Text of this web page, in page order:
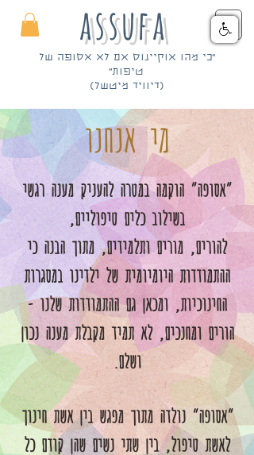
assufa
״כי מהו אוקיינוס אם לא אסופה של
טיפות״
(דיוויד מיטשל)
מי אנחנו
״אסופה״ הוקמה במטרה להעניק מענה רגשי
בשילוב כלים טיפוליים,
להורים, מורים ותלמידים, מתוך הבנה כי
ההתמודדות היומיומית של ילדינו במסגרות
החינוכיות, ומכאן גם ההתמודדות שלנו -
הורים ומחנכים, לא תמיד מקבלת מענה נכון
ושלם.
״אסופה״ נולדה מתוך מפגש בין אשת חינוך
לאשת טיפול, בין שתי נשים שהן קודם כל